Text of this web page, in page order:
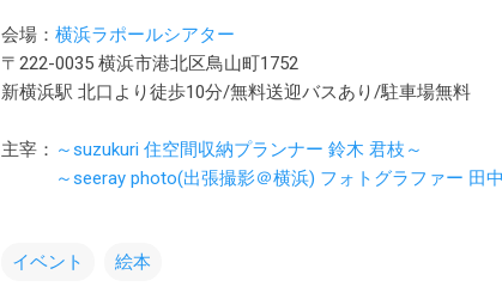
会場： 横浜ラポールシアター
〒222-0035 横浜市港北区鳥山町1752
新横浜駅 北口より徒歩10分/無料送迎バスあり/駐車場無料
主宰： ～suzukuri 住空間収納プランナー 鈴木 君枝～
～seeray photo(出張撮影＠横浜) フォトグラファー 田
イベント 絵本